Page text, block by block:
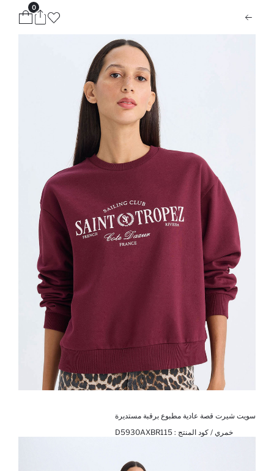
0
سويت شيرت قصة عادية مطبوع برقبة مستديرة
خمري / كود المنتج : D5930AXBR115